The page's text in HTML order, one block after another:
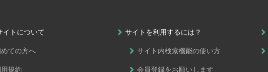
イトについて
ての方へ
規約
サイトを利用するには？
サイト内検索機能の使い方
会員登録をお願いします